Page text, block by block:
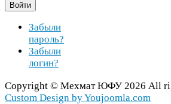
Войти
Забыли
пароль?
Забыли
логин?
Copy­right © МехматЮФУ 2026 All
Cus­tom Design by You​joomla​.com